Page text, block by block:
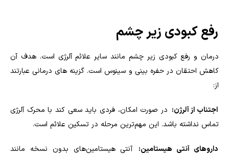
رفع کبودی زیر چشم
درمان و رفع کبودی زیر چشم مانند سایر علائم آلرژی است. هدف آن
کاهش احتقان در حفره بینی و سینوس است. گزینه های درمانی عبارتند
از:
اجتناب از آلرژن: در صورت امکان، فردی باید سعی کند با محرک آلرژی
تماس نداشته باشد. این مهم‌ترین مرحله در تسکین علائم است.
داروهای آنتی هیستامین: آنتی هیستامین‌های بدون نسخه مانند